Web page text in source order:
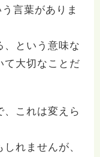
言葉がありま
、という意味な
て大切なことだ
、これは変えら
れませんが、